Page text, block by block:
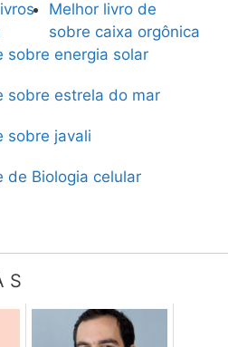
Melhor livro de
sobre caixa orgônica
sobre energia solar
sobre estrela do mar
sobre javali
de Biologia celular